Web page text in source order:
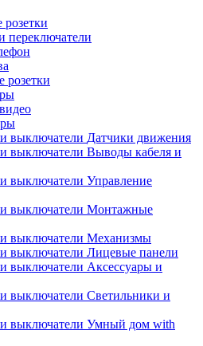
розетки
переключатели
розетки
Датчики движения
Выводы кабеля и
Управление
Монтажные
Механизмы
Лицевые панели
Аксессуары и
Светильники и
Умный дом with